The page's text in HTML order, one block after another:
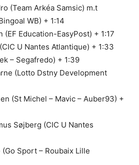
(Team Arkéa Samsic) m.t
WB) + 1:14
(EF Education-EasyPost) + 1:17
U Nantes Atlantique) + 1:33
– Segafredo) + 1:39
(Lotto Dstny Development
(St Michel – Mavic – Auber93) +
Søjberg (CIC U Nantes
(Go Sport – Roubaix Lille